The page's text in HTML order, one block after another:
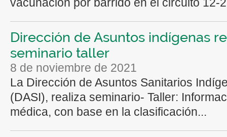
Dirección de Asuntos indígenas
seminario taller
8 de noviembre de 2021
La Dirección de Asuntos Sanitarios
(DASI), realiza seminario- Taller:
médica, con base en la clasificación...